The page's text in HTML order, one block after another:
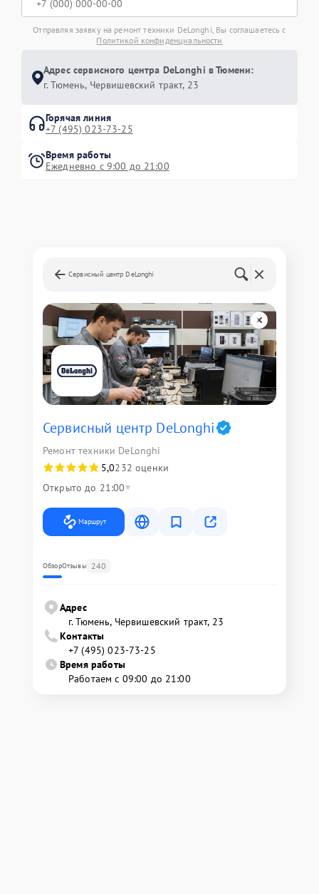
Отправляя заявку на ремонт техники DeLonghi, Вы соглашаетесь с
Политикой конфиденциальности
Адрес сервисного центра DeLonghi в Тюмени:
г. Тюмень, ​Червишевский тракт, 23
Горячая линия
+7 (495) 023-73-25
Время работы
Ежедневно с 9:00 до 21:00
Сервисный центр DeLonghi
Сервисный центр DeLonghi
Ремонт техники DeLonghi
5,0232 оценки
Открыто до 21:00
Маршрут
ОбзорОтзывы 240
Адрес
г. Тюмень, ​Червишевский тракт, 23
Контакты
+7 (495) 023-73-25
Время работы
Работаем с 09:00 до 21:00